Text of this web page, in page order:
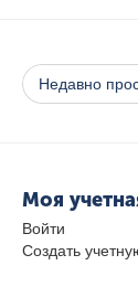
Недавно
Моя
Войти
Создать